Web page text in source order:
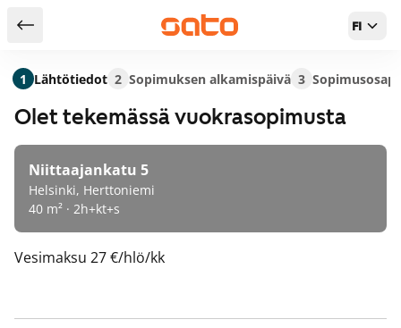
Takaisin hakutuloksiin FI
Olet tekemässä vuokrasopimusta
Niittaajankatu 5
Helsinki, Herttoniemi
40 m² · 2h+kt+s
Vesimaksu 27 €/hlö/kk
1 Lähtötiedot 2 Sopimuksen alkamispäivä 3